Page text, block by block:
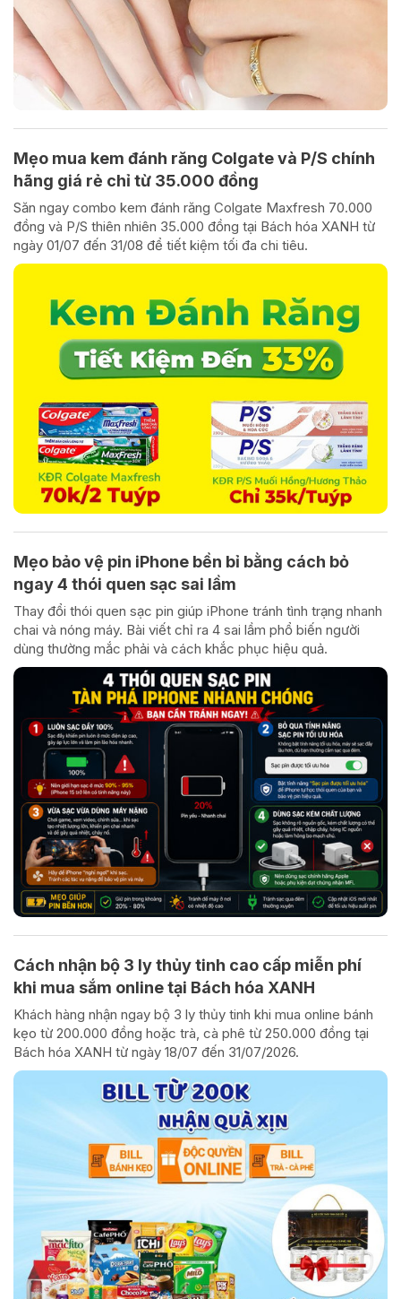
Mẹo mua kem đánh răng Colgate và P/S chính
hãng giá rẻ chỉ từ 35.000 đồng
Săn ngay combo kem đánh răng Colgate Maxfresh 70.000
đồng và P/S thiên nhiên 35.000 đồng tại Bách hóa XANH từ
ngày 01/07 đến 31/08 để tiết kiệm tối đa chi tiêu.
Mẹo bảo vệ pin iPhone bền bỉ bằng cách bỏ
ngay 4 thói quen sạc sai lầm
Thay đổi thói quen sạc pin giúp iPhone tránh tình trạng nhanh
chai và nóng máy. Bài viết chỉ ra 4 sai lầm phổ biến người
dùng thường mắc phải và cách khắc phục hiệu quả.
Cách nhận bộ 3 ly thủy tinh cao cấp miễn phí
khi mua sắm online tại Bách hóa XANH
Khách hàng nhận ngay bộ 3 ly thủy tinh khi mua online bánh
kẹo từ 200.000 đồng hoặc trà, cà phê từ 250.000 đồng tại
Bách hóa XANH từ ngày 18/07 đến 31/07/2026.